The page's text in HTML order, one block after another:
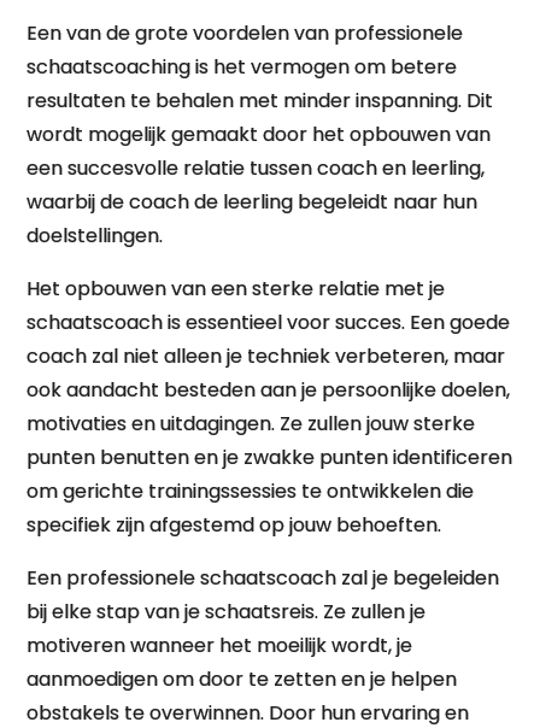
Een van de grote voordelen van professionele
schaatscoaching is het vermogen om betere
resultaten te behalen met minder inspanning. Dit
wordt mogelijk gemaakt door het opbouwen van
een succesvolle relatie tussen coach en leerling,
waarbij de coach de leerling begeleidt naar hun
doelstellingen.
Het opbouwen van een sterke relatie met je
schaatscoach is essentieel voor succes. Een goede
coach zal niet alleen je techniek verbeteren, maar
ook aandacht besteden aan je persoonlijke doelen,
motivaties en uitdagingen. Ze zullen jouw sterke
punten benutten en je zwakke punten identificeren
om gerichte trainingssessies te ontwikkelen die
specifiek zijn afgestemd op jouw behoeften.
Een professionele schaatscoach zal je begeleiden
bij elke stap van je schaatsreis. Ze zullen je
motiveren wanneer het moeilijk wordt, je
aanmoedigen om door te zetten en je helpen
obstakels te overwinnen. Door hun ervaring en